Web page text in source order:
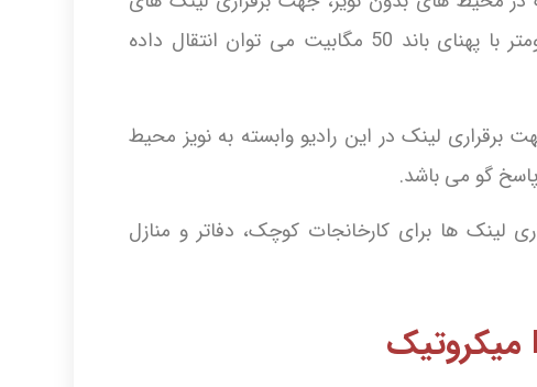
رادیویی نقطه به نقطه تا مسافت 2 کیلومتر با پهنای باند 50 مگابیت می توان انتقال داده
لینک در این رادیو وابسته به نویز محیط
لینک ها برای کارخانجات کوچک، دفاتر و منازل